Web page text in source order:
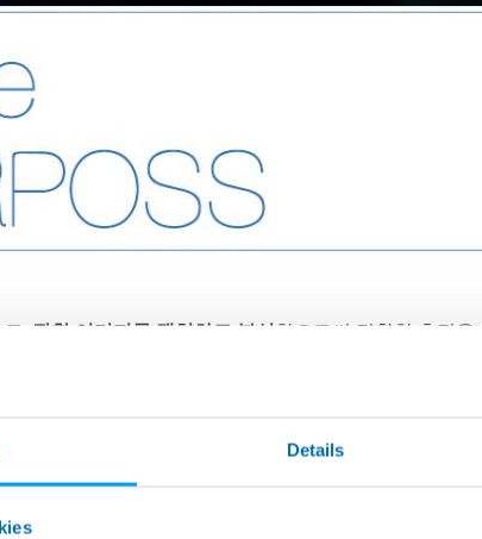
Details
로, 광학 이미지를 캡쳐하고 분석 함으로써 정확한 측정을
케이션을 위해 설계되어 있습니다. 일반 측정실용 정
샤프트 및 드라이브 샤프트, 전자 커넥터, 유압회로 부품
계 최초의 광학 측정 장치입니다.